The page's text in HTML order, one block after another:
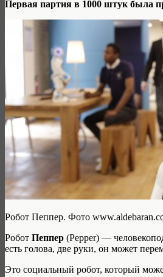
Первая партия в 1000 штук была
Робот Пеппер. Фото
Робот Пеппер (Pepper) —
есть голова, две руки, он может
Это социальный робот, который